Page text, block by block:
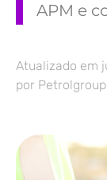
APM e
Atualizado em
por Petrolgroup